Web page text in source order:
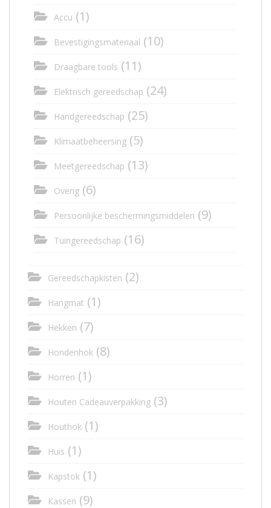
Accu (1)
Bevestigingsmateriaal (10)
Draagbare tools (11)
Elektrisch gereedschap (24)
Handgereedschap (25)
Klimaatbeheersing (5)
Meetgereedschap (13)
Overig (6)
Persoonlijke beschermingsmiddelen (9)
Tuingereedschap (16)
Gereedschapkisten (2)
Hangmat (1)
Hekken (7)
Hondenhok (8)
Horren (1)
Houten Cadeauverpakking (3)
Houthok (1)
Huis (1)
Kapstok (1)
Kassen (9)